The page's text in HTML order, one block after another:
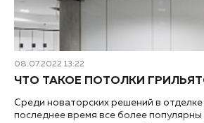
08.07.2022 13:22
ЧТО ТАКОЕ ПОТОЛКИ
Среди новаторских решений в
последнее время все более